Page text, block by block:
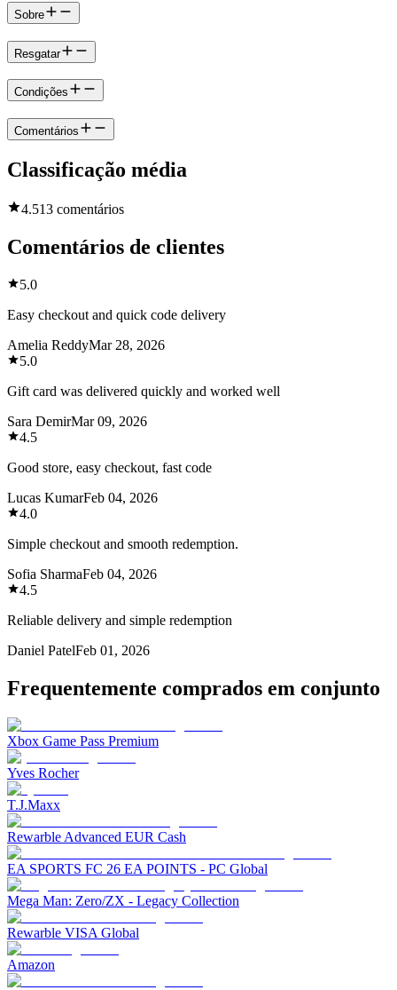
Sobre
Resgatar
Condições
Comentários
Classificação média
4.513 comentários
Comentários de clientes
5.0
Easy checkout and quick code delivery
Amelia ReddyMar 28, 2026
5.0
Gift card was delivered quickly and worked well
Sara DemirMar 09, 2026
4.5
Good store, easy checkout, fast code
Lucas KumarFeb 04, 2026
4.0
Simple checkout and smooth redemption.
Sofia SharmaFeb 04, 2026
4.5
Reliable delivery and simple redemption
Daniel PatelFeb 01, 2026
Frequentemente comprados em conjunto
Xbox Game Pass Premium
Yves Rocher
T.J.Maxx
Rewarble Advanced EUR Cash
EA SPORTS FC 26 EA POINTS - PC Global
Mega Man: Zero/ZX - Legacy Collection
Rewarble VISA Global
Amazon